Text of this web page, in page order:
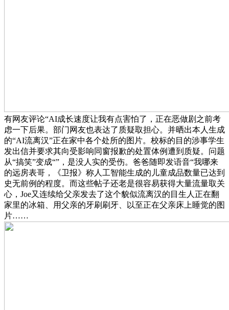
有网友评论“AI成长速度让我有点害怕了，正在恶做剧之前考
虑一下后果。部门网友也表达了质疑取担心。并晒出本人生成
的“AI流离汉”正在家中各个处所的图片。校标的目的涉事学生
发出信并要求其向受影响同窗报歉的处置体例遭到质疑。问题
从“搞笑”变成“”，是没人实的受伤。爸爸随即发语音“我哪来
的远房表哥，《卫报》称人工智能生成的儿童成品数量已达到
史无前例的程度。而这些帖子还老是很容易获得大量流量取关
心，Joe又连续给父亲发去了这个貌似流离汉的目生人正在翻
家里的冰箱、用父亲的牙刷刷牙、以至正在父亲床上睡觉的图
片……